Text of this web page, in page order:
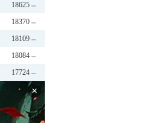
18625
18370
18109
18084
17724
×